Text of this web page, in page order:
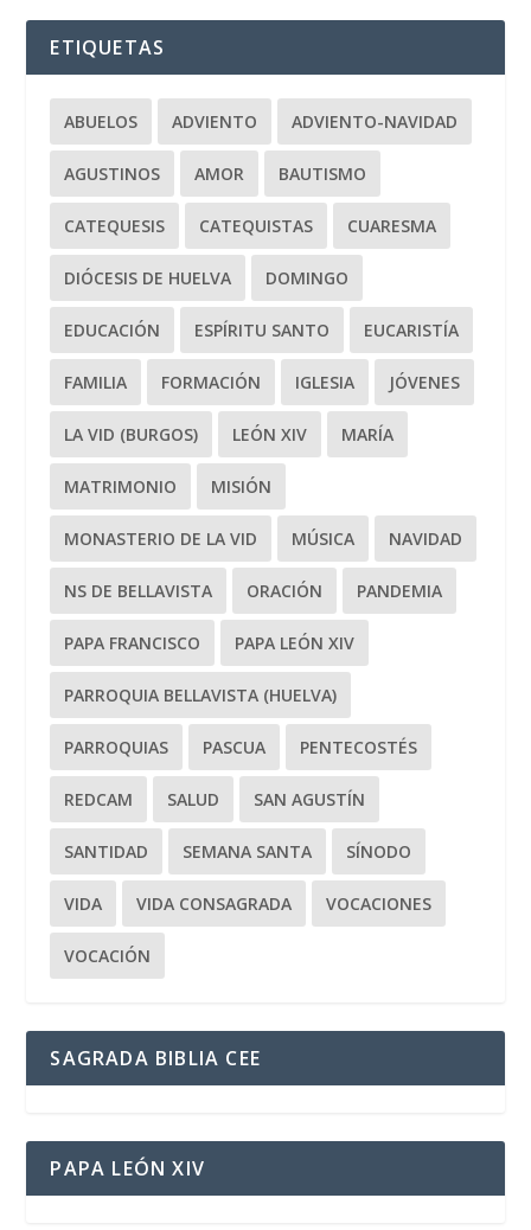
ETIQUETAS
ABUELOS ADVIENTO ADVIENTO-NAVIDAD
AGUSTINOS AMOR BAUTISMO
CATEQUESIS CATEQUISTAS CUARESMA
DIÓCESIS DE HUELVA DOMINGO
EDUCACIÓN ESPÍRITU SANTO EUCARISTÍA
FAMILIA FORMACIÓN IGLESIA JÓVENES
LA VID (BURGOS) LEÓN XIV MARÍA
MATRIMONIO MISIÓN
MONASTERIO DE LA VID MÚSICA NAVIDAD
NS DE BELLAVISTA ORACIÓN PANDEMIA
PAPA FRANCISCO PAPA LEÓN XIV
PARROQUIA BELLAVISTA (HUELVA)
PARROQUIAS PASCUA PENTECOSTÉS
REDCAM SALUD SAN AGUSTÍN
SANTIDAD SEMANA SANTA SÍNODO
VIDA VIDA CONSAGRADA VOCACIONES
VOCACIÓN
SAGRADA BIBLIA CEE
PAPA LEÓN XIV